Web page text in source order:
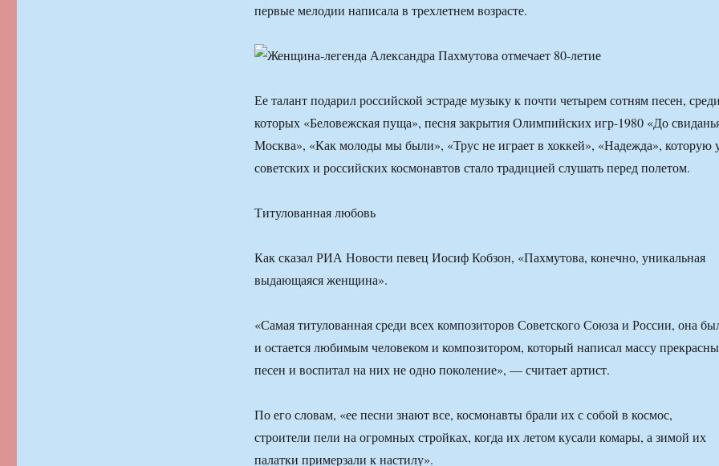
первые мелодии написала в трехлетнем возрасте.
Ее талант подарил российской эстраде музыку к почти четырем сотням песен,
которых «Беловежская пуща», песня закрытия Олимпийских игр-1980 «До
Москва», «Как молоды мы были», «Трус не играет в хоккей», «Надежда», которую
советских и российских космонавтов стало традицией слушать перед полетом.
Титулованная любовь
Как сказал РИА Новости певец Иосиф Кобзон, «Пахмутова, конечно, уникальная
выдающаяся женщина».
«Самая титулованная среди всех композиторов Советского Союза и России, она
и остается любимым человеком и композитором, который написал массу
песен и воспитал на них не одно поколение», — считает артист.
По его словам, «ее песни знают все, космонавты брали их с собой в космос,
строители пели на огромных стройках, когда их летом кусали комары, а зимой их
палатки примерзали к настилу».